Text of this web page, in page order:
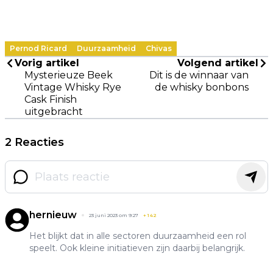
Pernod Ricard Duurzaamheid Chivas
Vorig artikel
Mysterieuze Beek
Vintage Whisky Rye
Cask Finish
uitgebracht
Volgend artikel
Dit is de winnaar van
de whisky bonbons
2 Reacties
hernieuw 23 juni 2023 om 9:27 +142
Het blijkt dat in alle sectoren duurzaamheid een rol
speelt. Ook kleine initiatieven zijn daarbij belangrijk.